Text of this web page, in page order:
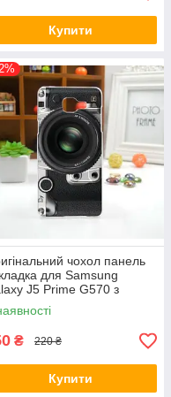
Купити
чохол панель
для Samsung
J5 Prime G570 з
Фотоапарат
₴ 220 ₴
Купити